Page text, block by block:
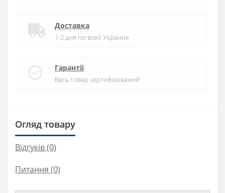
Доставка
1-2 дня по всей Украине
Гарантії
Весь товар сертифікований
Огляд товару
Відгуків (0)
Питання (0)